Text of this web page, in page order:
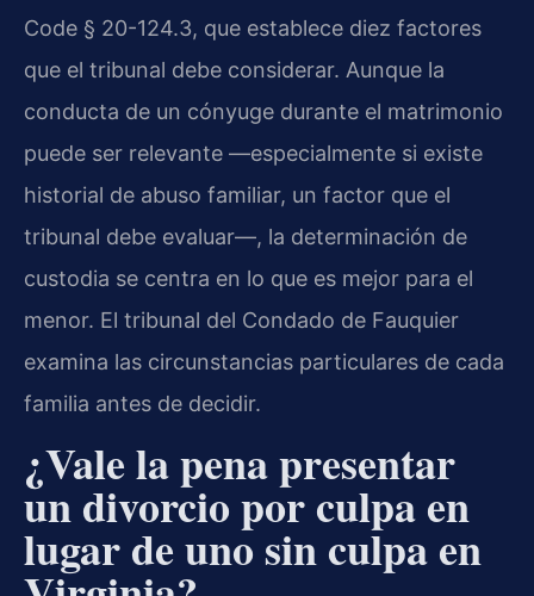
Code § 20-124.3, que establece diez factores
que el tribunal debe considerar. Aunque la
conducta de un cónyuge durante el matrimonio
puede ser relevante —especialmente si existe
historial de abuso familiar, un factor que el
tribunal debe evaluar—, la determinación de
custodia se centra en lo que es mejor para el
menor. El tribunal del Condado de Fauquier
examina las circunstancias particulares de cada
familia antes de decidir.
¿Vale la pena presentar
un divorcio por culpa en
lugar de uno sin culpa en